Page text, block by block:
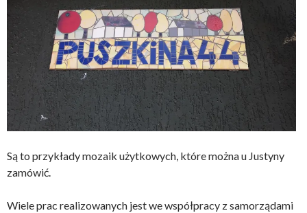
Są to przykłady mozaik użytkowych, które można u Justyny
zamówić.
Wiele prac realizowanych jest we współpracy z samorządami